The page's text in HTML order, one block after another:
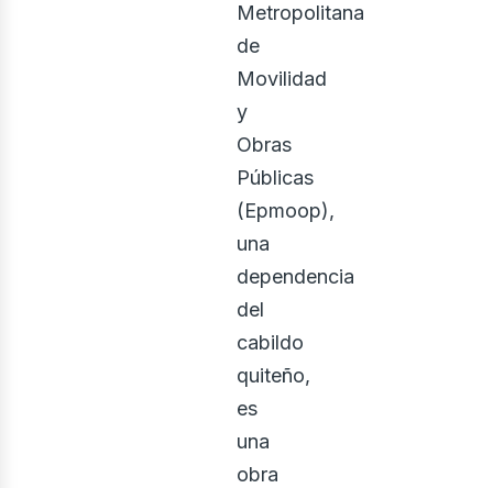
Metropolitana
de
Movilidad
y
Obras
Públicas
(Epmoop),
una
dependencia
del
cabildo
quiteño,
es
una
obra